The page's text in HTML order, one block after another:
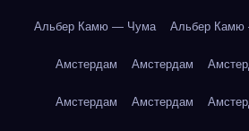
Альбер Камю — Чума Альбер
Амстердам Амстердам
Амстердам Амстердам